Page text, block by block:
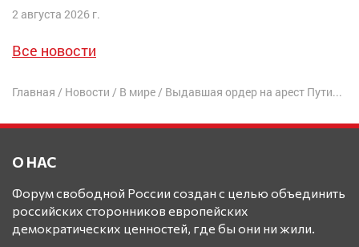
2 августа 2026 г.
Все новости
Главная / Новости / В мире/ Выдавшая ордер на арест Путина судья возглавила Международный уголовный суд
О НАС
Форум свободной России создан с целью объединить
российских сторонников европейских
демократических ценностей, где бы они ни жили.